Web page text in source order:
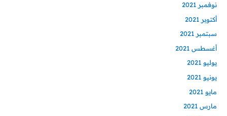
نوفمبر 2021
أكتوبر 2021
سبتمبر 2021
أغسطس 2021
يوليو 2021
يونيو 2021
مايو 2021
مارس 2021